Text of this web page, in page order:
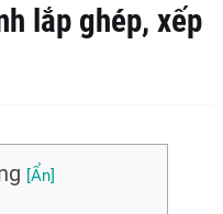
lắp ghép, xếp